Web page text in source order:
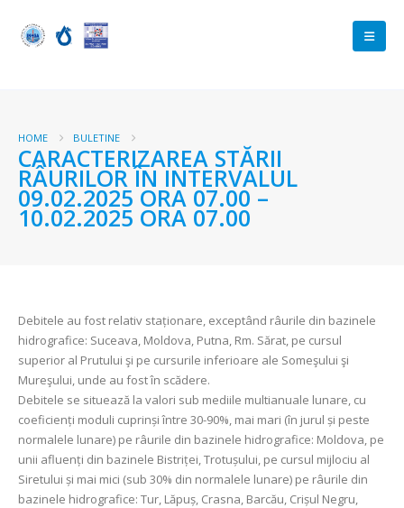
HOME BULETINE
CARACTERIZAREA STĂRII
RÂURILOR ÎN INTERVALUL
09.02.2025 ORA 07.00 –
10.02.2025 ORA 07.00
Debitele au fost relativ staționare, exceptând râurile din bazinele
hidrografice: Suceava, Moldova, Putna, Rm. Sărat, pe cursul
superior al Prutului şi pe cursurile inferioare ale Someşului şi
Mureşului, unde au fost în scădere.
Debitele se situează la valori sub mediile multianuale lunare, cu
coeficienți moduli cuprinși între 30-90%, mai mari (în jurul și peste
normalele lunare) pe râurile din bazinele hidrografice: Moldova, pe
unii afluenți din bazinele Bistriței, Trotușului, pe cursul mijlociu al
Siretului și mai mici (sub 30% din normalele lunare) pe râurile din
bazinele hidrografice: Tur, Lăpuș, Crasna, Barcău, Crișul Negru,